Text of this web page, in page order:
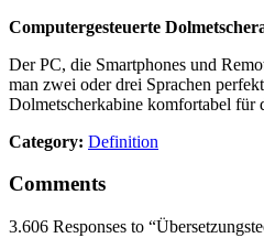
Computergesteuerte
Der PC, die Smartphones und
man zwei oder drei Sprachen
Dolmetscherkabine komfortabel für
Category: Definition
Comments
3.606 Responses to